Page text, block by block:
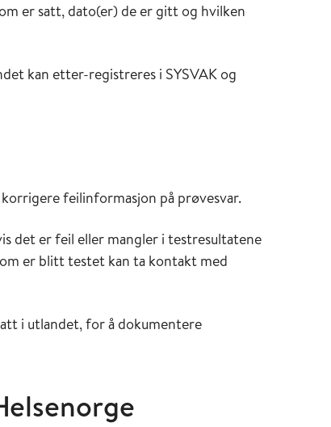
er satt, dato(er) de er gitt og hvilken
kan etter-registreres i SYSVAK og
feilinformasjon på prøvesvar.
det er feil eller mangler i testresultatene
er blitt testet kan ta kontakt med
i utlandet, for å dokumentere